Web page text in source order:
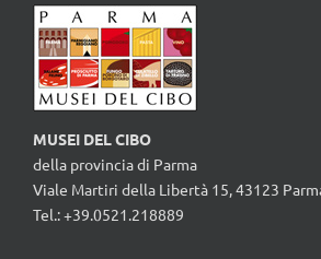
MUSEI DEL CIBO
della provincia di Parma
Viale Martiri della Libertà 15, 43123
Tel.: +39.0521.218889